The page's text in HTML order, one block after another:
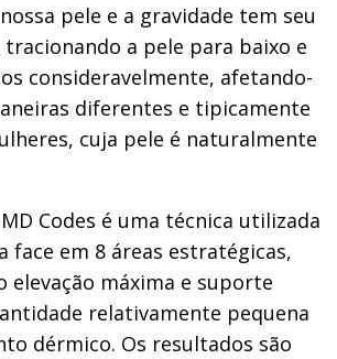
pele e a gravidade tem seu
a pele para baixo e
consideravelmente, afetando-
diferentes e tipicamente
cuja pele é naturalmente
Codes é uma técnica utilizada
face em 8 áreas estratégicas,
elevação máxima e suporte
relativamente pequena
dérmico. Os resultados são